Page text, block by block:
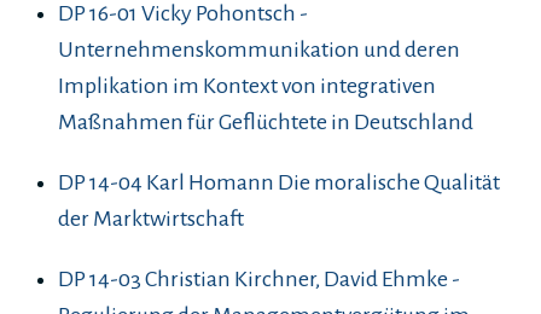
DP 16-01 Vicky Pohontsch -
Unternehmenskommunikation und deren
Implikation im Kontext von integrativen
Maßnahmen für Geflüchtete in Deutschland
DP 14-04 Karl Homann Die moralische Qualität
der Marktwirtschaft
DP 14-03 Christian Kirchner, David Ehmke -